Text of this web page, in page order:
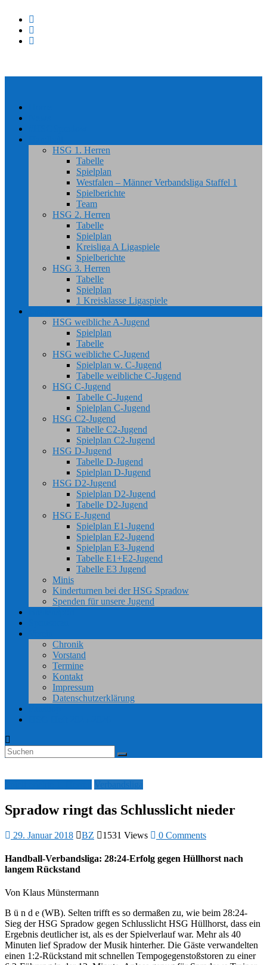
HSG 1. Herren
Tabelle
Spielplan
Westfalen – Männer Verbandsliga Staffel 1
Spielberichte
Team
HSG 2. Herren
Tabelle
Spielplan
Kreisliga A Ligaspiele
Spielberichte
HSG 3. Herren
Tabelle
Spielplan
1 Kreisklasse Ligaspiele
HSG weibliche A-Jugend
Spielplan
Tabelle
HSG weibliche C-Jugend
Spielplan w. C-Jugend
Tabelle weibliche C-Jugend
HSG C-Jugend
Tabelle C-Jugend
Spielplan C-Jugend
HSG C2-Jugend
Tabelle C2-Jugend
Spielplan C2-Jugend
HSG D-Jugend
Tabelle D-Jugend
Spielplan D-Jugend
HSG D2-Jugend
Spielplan D2-Jugend
Tabelle D2-Jugend
HSG E-Jugend
Spielplan E1-Jugend
Spielplan E2-Jugend
Spielplan E3-Jugend
Tabelle E1+E2-Jugend
Tabelle E3 Jugend
Minis
Kinderturnen bei der HSG Spradow
Spenden für unsere Jugend
Chronik
Vorstand
Termine
Kontakt
Impressum
Datenschutzerklärung
Spradow ringt das Schlusslicht nieder
29. Januar 2018 BZ 1531 Views 0 Comments
Handball-Verbandsliga: 28:24-Erfolg gegen Hüllhorst nach
langem Rückstand
Von Klaus Münstermann
B ü n d e (WB). Selten trifft es so dermaßen zu, wie beim 28:24-
Sieg der HSG Spradow gegen Schlusslicht HSG Hüllhorst, dass ein
Ergebnis deutlicher ist, als es der Spielverlauf war. Mehr als 40
Minuten lief Spradow der Musik hinterher. Die Gäste verwandelten
einen 1:2-Rückstand mit schnellen Tempogegenstoßstoren zu einer